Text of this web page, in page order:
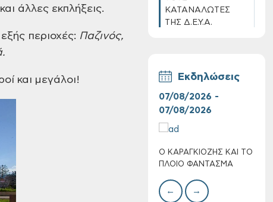
και άλλες εκπλήξεις.
περιοχές: Παζινός,
και μεγάλοι!
ΚΑΤΑΝΑΛΩΤΕΣ
ΤΗΣ Δ.Ε.Υ.Α.
Πολύ Υψηλός
για αύριο Σάββατο 8
Αυγούστου 2026
Εκδηλώσεις
07/08/2026 -
07/08/2026
Ο ΚΑΡΑΓΚΙΟΖΗΣ ΚΑΙ ΤΟ
ΠΛΟΙΟ ΦΑΝΤΑΣΜΑ
← →